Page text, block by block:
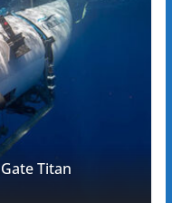
Titan